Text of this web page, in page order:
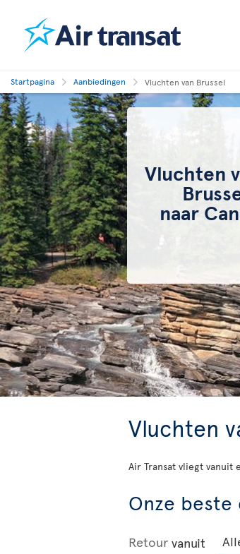
Startpagina Aanbiedingen Vluchten van Brussel
Vluchten
naar
Vluchten
Air Transat vliegt vanuit
Onze beste
Retour vanuit